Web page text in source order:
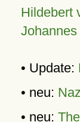
Hildebert
Johannes
• Update:
• neu:
• neu: